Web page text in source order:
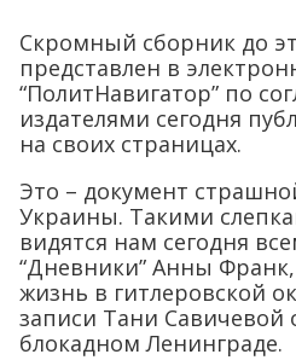
Скромный сборник до
представлен в
“ПолитНавигатор” по
издателями сегодня
на своих страницах.
Это – документ
Украины. Такими
видятся нам сегодня
“Дневники” Анны
жизнь в гитлеровской
записи Тани Савичевой
блокадном Ленинграде.